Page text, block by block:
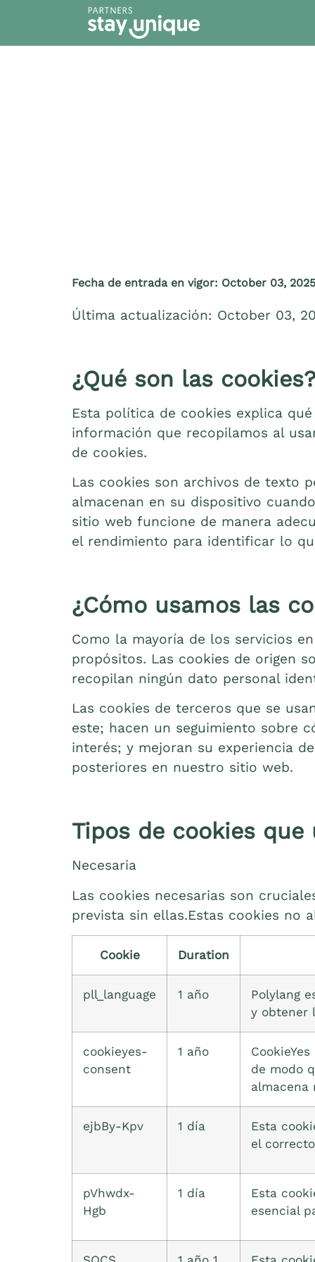
Fecha de entrada en vigor: October 03, 2025
Última actualización: October 03,
¿Qué son las cookies?
Esta política de cookies explica
información que recopilamos al
de cookies.
Las cookies son archivos de texto
almacenan en su dispositivo
sitio web funcione de manera
el rendimiento para identificar lo
¿Cómo usamos las
Como la mayoría de los servicios
propósitos. Las cookies de origen
recopilan ningún dato personal
Las cookies de terceros que se
este; hacen un seguimiento sobre
interés; y mejoran su experiencia
posteriores en nuestro sitio web.
Tipos de cookies que
Necesaria
Las cookies necesarias son
prevista sin ellas.Estas cookies no
Cookie Duration
pll_language 1 año
Polylang
y obtener
cookieyes-
consent
1 año
de modo
almacena
ejbBy-Kpv 1 día
Esta
el
pVhwdx-
Hgb
1 día
Esta
esencial